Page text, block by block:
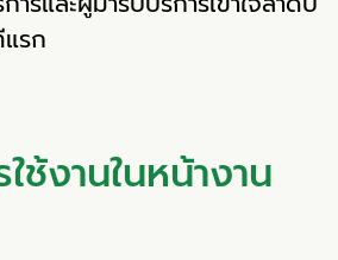
รก
ช้งานในหน้างาน